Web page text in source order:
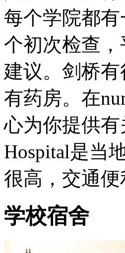
每个学院都
个初次检查
建议。剑桥有
有药房。在
心为你提供有
Hospital是当
很高，交通
学校宿舍